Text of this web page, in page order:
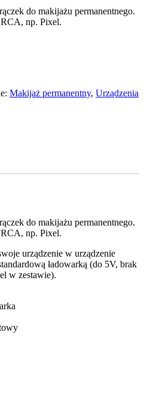
do makijażu permanentnego.
RCA, np. Pixel.
Makijaż permanentny, Urządzenia
do makijażu permanentnego.
RCA, np. Pixel.
urządzenie w urządzenie
ładowarką (do 5V, brak
w zestawie).